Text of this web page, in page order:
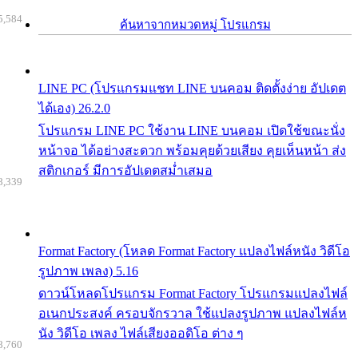
ค้นหาจากหมวดหมู่ โปรแกรม
LINE PC (โปรแกรมแชท LINE บนคอม ติดตั้งง่าย อัปเดต
ได้เอง) 26.2.0
โปรแกรม LINE PC ใช้งาน LINE บนคอม เปิดใช้ขณะนั่ง
หน้าจอ ได้อย่างสะดวก พร้อมคุยด้วยเสียง คุยเห็นหน้า ส่ง
สติกเกอร์ มีการอัปเดตสม่ำเสมอ
Format Factory (โหลด Format Factory แปลงไฟล์หนัง วิดีโอ
รูปภาพ เพลง) 5.16
ดาวน์โหลดโปรแกรม Format Factory โปรแกรมแปลงไฟล์
อเนกประสงค์ ครอบจักรวาล ใช้แปลงรูปภาพ แปลงไฟล์ห
นัง วิดีโอ เพลง ไฟล์เสียงออดิโอ ต่าง ๆ